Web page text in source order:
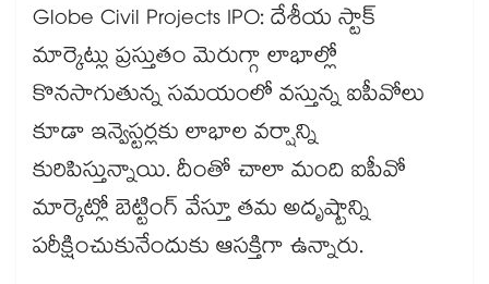
Globe Civil Projects IPO: దేశీయ స్టాక్
మార్కెట్లు ప్రస్తుతం మెరుగ్గా లాభాల్లో
కొనసాగుతున్న సమయంలో వస్తున్న ఐపీవోలు
కూడా ఇన్వెస్టర్లకు లాభాల వర్షాన్ని
కురిపిస్తున్నాయి. దీంతో చాలా మంది ఐపీవో
మార్కెట్లో బెట్టింగ్ వేస్తూ తమ అదృష్టాన్ని
పరీక్షించుకునేందుకు ఆసక్తిగా ఉన్నారు.